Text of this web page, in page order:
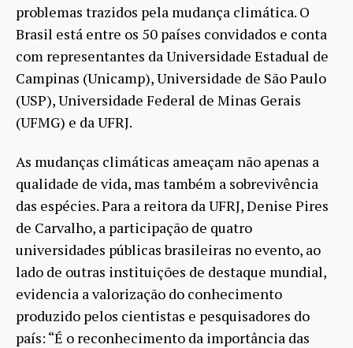
problemas trazidos pela mudança climática. O
Brasil está entre os 50 países convidados e conta
com representantes da Universidade Estadual de
Campinas (Unicamp), Universidade de São Paulo
(USP), Universidade Federal de Minas Gerais
(UFMG) e da UFRJ.
As mudanças climáticas ameaçam não apenas a
qualidade de vida, mas também a sobrevivência
das espécies. Para a reitora da UFRJ, Denise Pires
de Carvalho, a participação de quatro
universidades públicas brasileiras no evento, ao
lado de outras instituições de destaque mundial,
evidencia a valorização do conhecimento
produzido pelos cientistas e pesquisadores do
país: “É o reconhecimento da importância das